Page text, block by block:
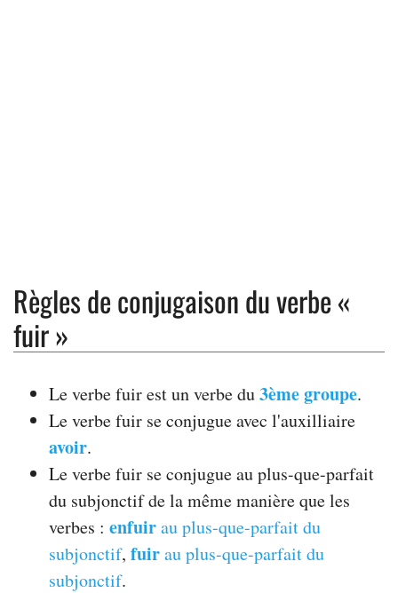
Règles de conjugaison du verbe «
fuir »
Le verbe fuir est un verbe du3ème groupe.
Le verbe fuir se conjugue avec l'auxilliaire
avoir.
Le verbe fuir se conjugue au plus-que-parfait
du subjonctif de la même manière que les
verbes : enfuirau plus-que-parfait du
subjonctif, fuirau plus-que-parfait du
subjonctif.